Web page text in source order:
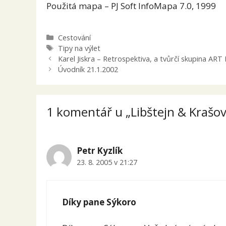
Použitá mapa – PJ Soft InfoMapa 7.0, 1999
Rubriky
Cestování
Štítky
Tipy na výlet
Karel Jiskra – Retrospektiva, a tvůrčí skupina ART
Úvodník 21.1.2002
1 komentář u „Libštejn &
Petr Kyzlík
23. 8. 2005 v 21:27
Díky pane Sýkoro